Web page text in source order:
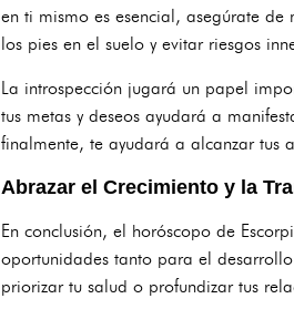
en ti mismo es esencial, asegúrate
los pies en el suelo y evitar riesgos
La introspección jugará un papel
tus metas y deseos ayudará a
finalmente, te ayudará a alcanzar tus
Abrazar el Crecimiento y la
En conclusión, el horóscopo de
oportunidades tanto para el
priorizar tu salud o profundizar tus